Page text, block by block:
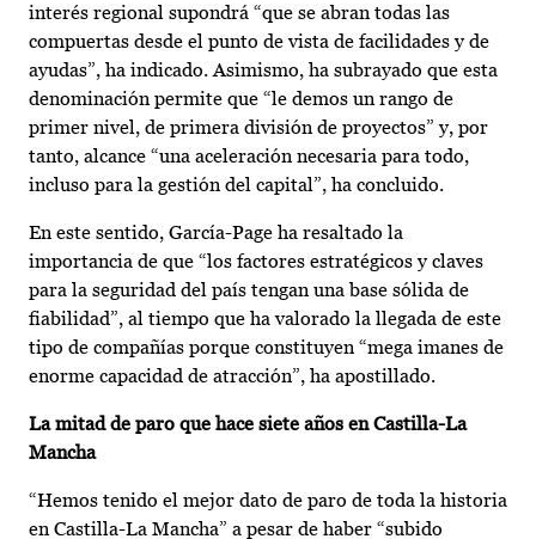
interés regional supondrá “que se abran todas las
compuertas desde el punto de vista de facilidades y de
ayudas”, ha indicado. Asimismo, ha subrayado que esta
denominación permite que “le demos un rango de
primer nivel, de primera división de proyectos” y, por
tanto, alcance “una aceleración necesaria para todo,
incluso para la gestión del capital”, ha concluido.
En este sentido, García-Page ha resaltado la
importancia de que “los factores estratégicos y claves
para la seguridad del país tengan una base sólida de
fiabilidad”, al tiempo que ha valorado la llegada de este
tipo de compañías porque constituyen “mega imanes de
enorme capacidad de atracción”, ha apostillado.
La mitad de paro que hace siete años en Castilla-La
Mancha
“Hemos tenido el mejor dato de paro de toda la historia
en Castilla-La Mancha” a pesar de haber “subido